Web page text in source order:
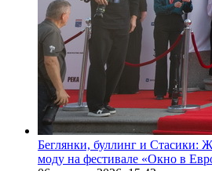
Беглянки, буллинг и Стасики:
моду на фестивале «Окно в